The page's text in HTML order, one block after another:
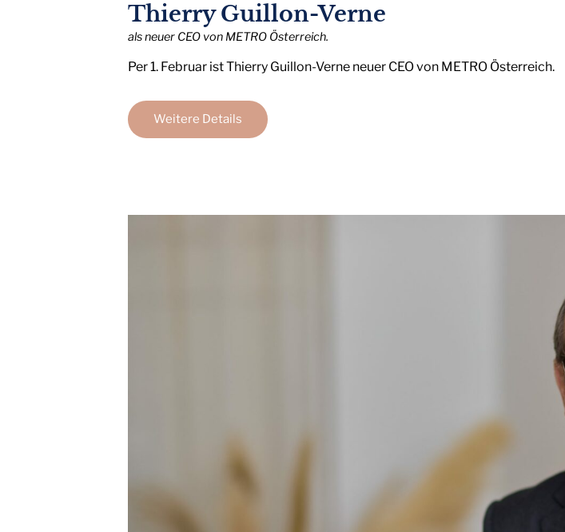
Thierry Guillon-Verne
als neuer CEO von METRO Österreich.
Per 1. Februar ist Thierry Guillon-Verne neuer CEO von METRO Österreich.
Weitere Details